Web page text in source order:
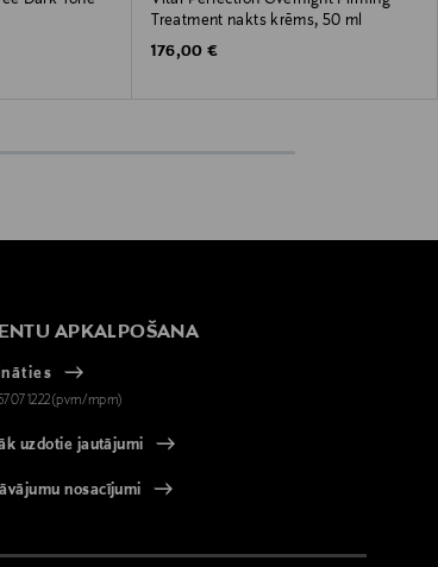
Treatment nakts krēms, 50 ml
Original Price
176,00 €
APKALPOŠANA
mpm)
uzdotie jautājumi
nosacījumi